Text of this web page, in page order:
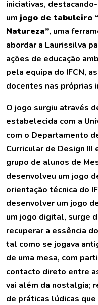
iniciativas,
um jogo de tabuleiro
Natureza”, uma
abordar a Laurissilva
ações de educação
pela equipa do IFCN,
docentes nas próprias
O jogo surgiu através
estabelecida com a
com o Departamento
Curricular de Design III
grupo de alunos de
desenvolveu um jogo
orientação técnica do
desenvolver um jogo
um jogo digital, surge
recuperar a essência
tal como se jogava
de uma mesa, com
contacto direto entre
vai além da nostalgia;
de práticas lúdicas que